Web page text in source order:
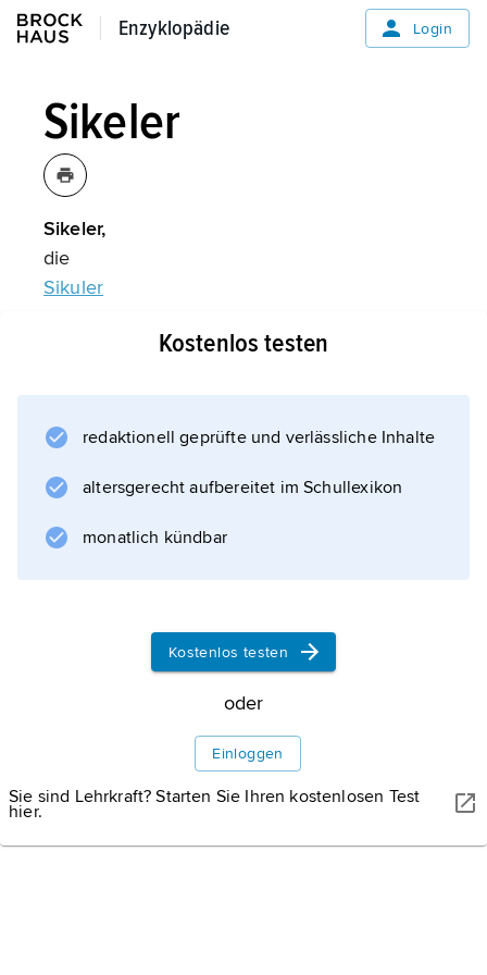
Enzyklopädie
Enzyklopädie Login
Sikeler
Sikeler,
die
Sikuler
Informationen zum Artikel
Kostenlos testen
redaktionell geprüfte und verlässliche Inhalte
altersgerecht aufbereitet im Schullexikon
monatlich kündbar
Kostenlos testen
oder
Einloggen
Sie sind Lehrkraft? Starten Sie Ihren kostenlosen Test
hier.